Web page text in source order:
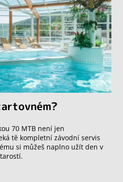
70 MTB není jen
tě kompletní závodní servis
si můžeš naplno užít den v